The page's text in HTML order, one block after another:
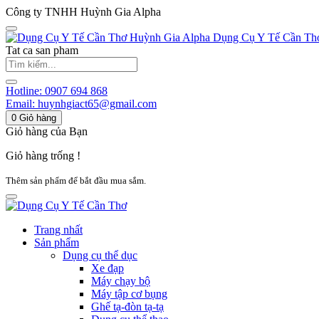
Công ty TNHH Huỳnh Gia Alpha
Huỳnh Gia Alpha Dụng Cụ Y Tế Cần
Tat ca san pham
Hotline: 0907 694 868
Email: huynhgiact65@gmail.com
0 Giỏ hàng
Giỏ hàng của Bạn
Giỏ hàng trống !
Thêm sản phẩm để bắt đầu mua sắm.
Trang nhất
Sản phẩm
Dụng cụ thể dục
Xe đạp
Máy chạy bộ
Máy tập cơ bụng
Ghế tạ-đòn tạ-tạ